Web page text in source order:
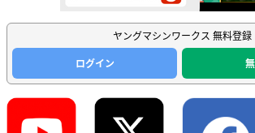
ヤングマシンワークス 無料登録
ログイン